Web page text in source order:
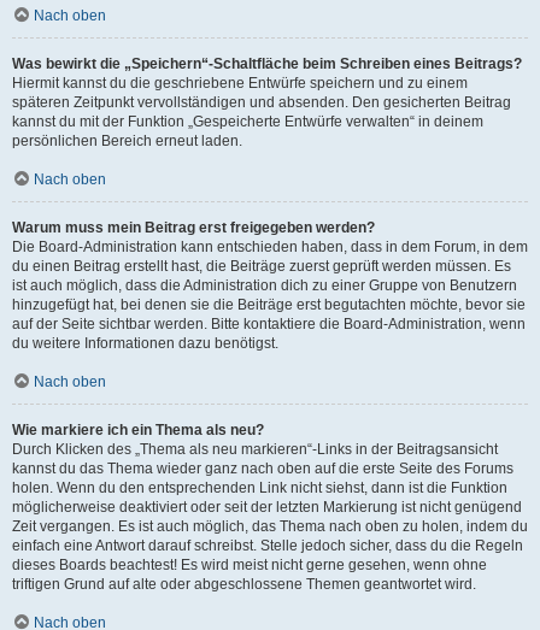
Nach oben
Was bewirkt die „Speichern“-Schaltfläche beim Schreiben eines Beitrags?
Hiermit kannst du die geschriebene Entwürfe speichern und zu einem
späteren Zeitpunkt vervollständigen und absenden. Den gesicherten Beitrag
kannst du mit der Funktion „Gespeicherte Entwürfe verwalten“ in deinem
persönlichen Bereich erneut laden.
Nach oben
Warum muss mein Beitrag erst freigegeben werden?
Die Board-Administration kann entschieden haben, dass in dem Forum, in dem
du einen Beitrag erstellt hast, die Beiträge zuerst geprüft werden müssen. Es
ist auch möglich, dass die Administration dich zu einer Gruppe von Benutzern
hinzugefügt hat, bei denen sie die Beiträge erst begutachten möchte, bevor sie
auf der Seite sichtbar werden. Bitte kontaktiere die Board-Administration, wenn
du weitere Informationen dazu benötigst.
Nach oben
Wie markiere ich ein Thema als neu?
Durch Klicken des „Thema als neu markieren“-Links in der Beitragsansicht
kannst du das Thema wieder ganz nach oben auf die erste Seite des Forums
holen. Wenn du den entsprechenden Link nicht siehst, dann ist die Funktion
möglicherweise deaktiviert oder seit der letzten Markierung ist nicht genügend
Zeit vergangen. Es ist auch möglich, das Thema nach oben zu holen, indem du
einfach eine Antwort darauf schreibst. Stelle jedoch sicher, dass du die Regeln
dieses Boards beachtest! Es wird meist nicht gerne gesehen, wenn ohne
triftigen Grund auf alte oder abgeschlossene Themen geantwortet wird.
Nach oben